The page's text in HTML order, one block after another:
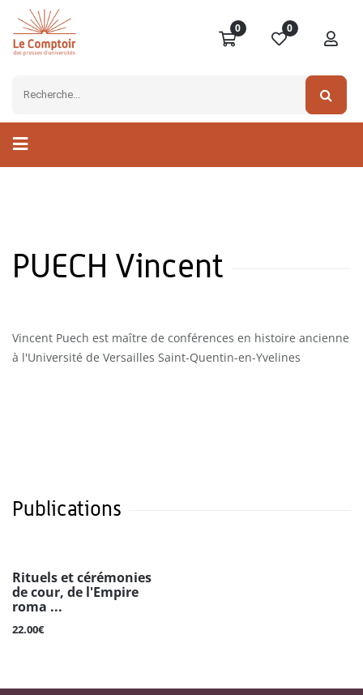
0 0
PUECH Vincent
Vincent Puech est maître de conférences en histoire ancienne
à l'Université de Versailles Saint-Quentin-en-Yvelines
Publications
Rituels et cérémonies
de cour, de l'Empire
roma ...
22.00€